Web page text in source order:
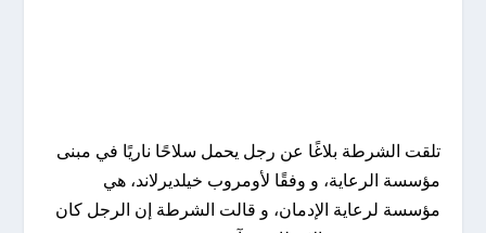
تلقت الشرطة بلاغًا عن رجل يحمل سلاحًا ناريًا في مبنى
مؤسسة الرعاية، و وفقًا لأومروب خيلديرلاند، هي
مؤسسة لرعاية الإدمان، و قالت الشرطة إن الرجل كان